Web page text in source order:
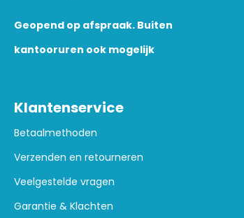
Geopend op afspraak. Buiten
kantooruren ook mogelijk
Klantenservice
Betaalmethoden
Verzenden en retourneren
Veelgestelde vragen
Garantie & Klachten